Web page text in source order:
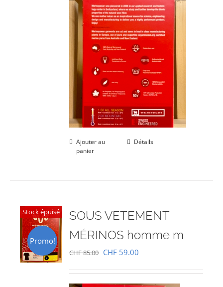
Ajouter au
panier
Détails
Stock épuisé
Promo!
SOUS VETEMENT
MÉRINOS homme m
CHF85.00 Le
initial
CHF 59.00
actuel